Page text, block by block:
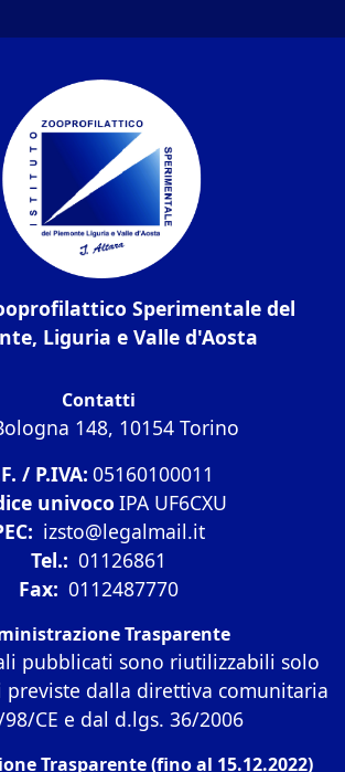
Sperimentale del
Liguria e Valle d'Aosta
Contatti
148, 10154 Torino
/ P.IVA: 05160100011
univoco IPA UF6CXU
izsto@legalmail.it
Tel.: 01126861
Fax: 0112487770
Trasparente
pubblicati sono riutilizzabili solo
dalla direttiva comunitaria
CE e dal d.lgs. 36/2006
Trasparente (fino al 15.12.2022)